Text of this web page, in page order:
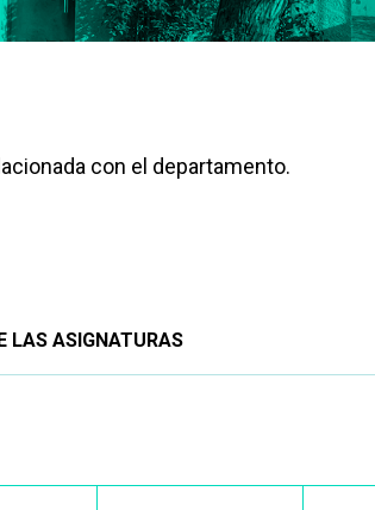
con el departamento.
LAS ASIGNATURAS